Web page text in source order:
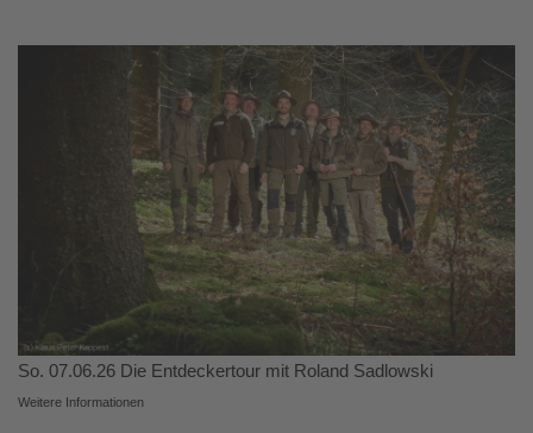
So. 07.06.26 Die Entdeckertour mit Roland Sadlowski
Weitere Informationen